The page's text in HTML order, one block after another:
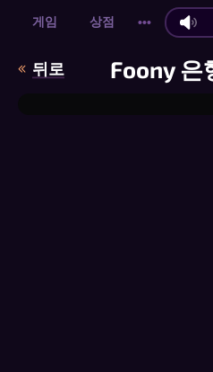
게임 상점 •••
뒤로 Foony 은